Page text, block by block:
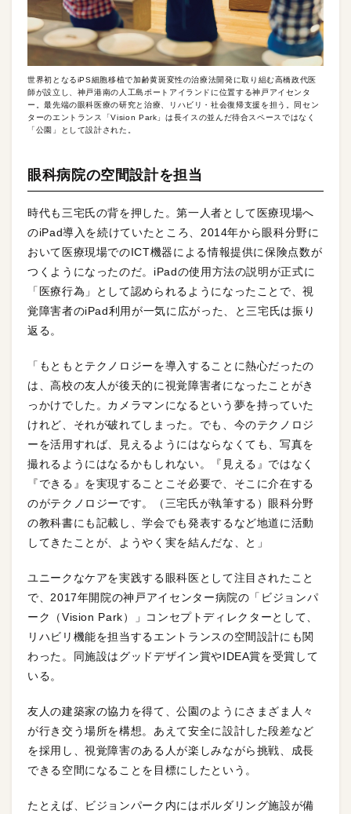
世界初となるiPS細胞移植で加齢黄斑変性の治療法開発に取り組む高橋政代医
師が設立し、神戸港南の人工島ポートアイランドに位置する神戸アイセンタ
ー。最先端の眼科医療の研究と治療、リハビリ・社会復帰支援を担う。同セン
ターのエントランス「Vision Park」は長イスの並んだ待合スペースではなく
「公園」として設計された。
眼科病院の空間設計を担当
時代も三宅氏の背を押した。第一人者として医療現場へ
のiPad導入を続けていたところ、2014年から眼科分野に
おいて医療現場でのICT機器による情報提供に保険点数が
つくようになったのだ。iPadの使用方法の説明が正式に
「医療行為」として認められるようになったことで、視
覚障害者のiPad利用が一気に広がった、と三宅氏は振り
返る。
「もともとテクノロジーを導入することに熱心だったの
は、高校の友人が後天的に視覚障害者になったことがき
っかけでした。カメラマンになるという夢を持っていた
けれど、それが破れてしまった。でも、今のテクノロジ
ーを活用すれば、見えるようにはならなくても、写真を
撮れるようにはなるかもしれない。『見える』ではなく
『できる』を実現することこそ必要で、そこに介在する
のがテクノロジーです。（三宅氏が執筆する）眼科分野
の教科書にも記載し、学会でも発表するなど地道に活動
してきたことが、ようやく実を結んだな、と」
ユニークなケアを実践する眼科医として注目されたこと
で、2017年開院の神戸アイセンター病院の「ビジョンパ
ーク（Vision Park）」コンセプトディレクターとして、
リハビリ機能を担当するエントランスの空間設計にも関
わった。同施設はグッドデザイン賞やIDEA賞を受賞して
いる。
友人の建築家の協力を得て、公園のようにさまざま人々
が行き交う場所を構想。あえて安全に設計した段差など
を採用し、視覚障害のある人が楽しみながら挑戦、成長
できる空間になることを目標にしたという。
たとえば、ビジョンパーク内にはボルダリング施設が備